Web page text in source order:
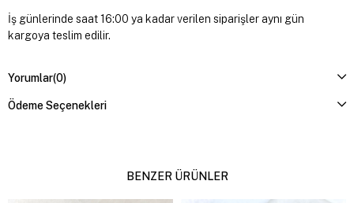
İş günlerinde saat 16:00 ya kadar verilen siparişler aynı gün
kargoya teslim edilir.
Yorumlar(0)
Ödeme Seçenekleri
BENZER ÜRÜNLER